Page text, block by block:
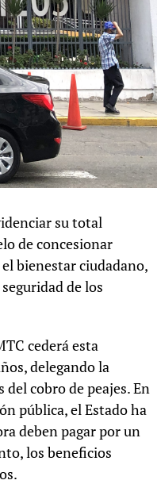
su total
de concesionar
bienestar ciudadano,
de los
cederá esta
delegando la
cobro de peajes. En
pública, el Estado ha
deben pagar por un
los beneficios